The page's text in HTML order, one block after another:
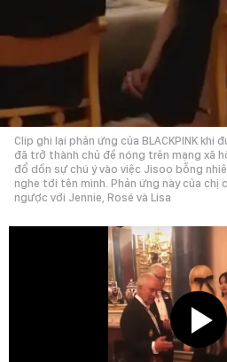
Clip ghi lại phản ứng của BLACKPINK khi
đã trở thành chủ đề nóng trên mạng xã
đổ dồn sự chú ý vào việc Jisoo bỗng
nghe tới tên mình. Phản ứng này của chị
ngược với Jennie, Rosé và Lisa